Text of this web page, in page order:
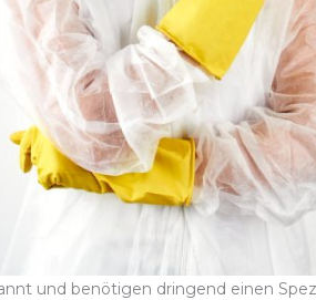
und benötigen dringend einen